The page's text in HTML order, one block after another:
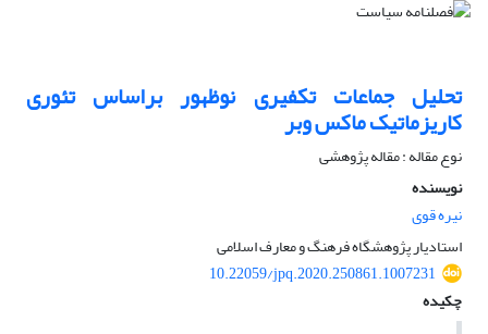
تحلیل جماعات تکفیری نوظهور براساس تئوری
کاریزماتیک ماکس وبر
نوع مقاله : مقاله پژوهشی
نویسنده
نیره قوی
استادیار پژوهشگاه فرهنگ و معارف اسلامی
10.22059/jpq.2020.250861.1007231
چکیده